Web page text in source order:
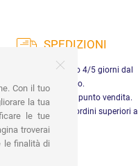
SPEDIZIONI
in Italia entro 4/5 giorni dal
pagamento.
gratuito presso il punto vendita.
gratuita per ordini superiori a
29,90 €
Con il tuo
la tua
le tue
troverai
le finalità di